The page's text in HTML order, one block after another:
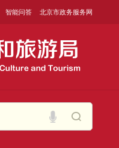
智能问答 北京市政务服务网